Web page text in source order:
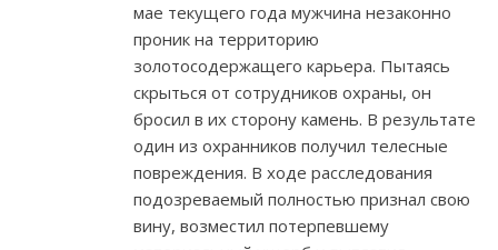
мае текущего года мужчина незаконно
проник на территорию
золотосодержащего карьера. Пытаясь
скрыться от сотрудников охраны, он
бросил в их сторону камень. В результате
один из охранников получил телесные
повреждения. В ходе расследования
подозреваемый полностью признал свою
вину, возместил потерпевшему